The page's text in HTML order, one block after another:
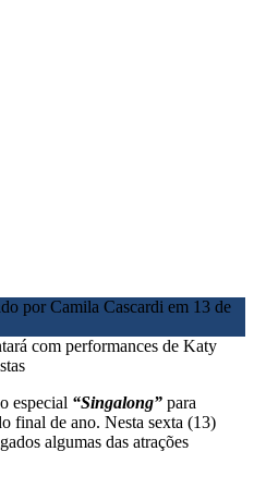
por Camila Cascardi em 13 de
com performances de Katy
especial “Singalong” para
final de ano. Nesta sexta (13)
algumas das atrações